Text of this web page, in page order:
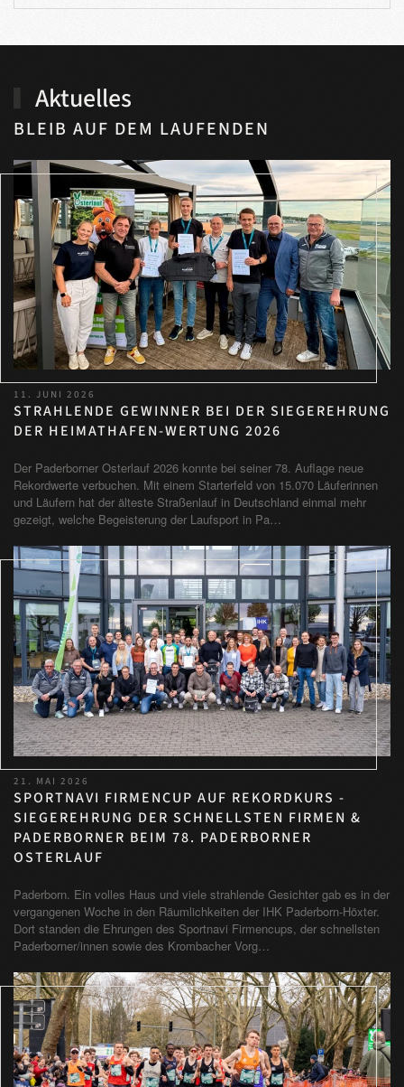
Aktuelles
BLEIB AUF DEM LAUFENDEN
11. JUNI 2026
STRAHLENDE GEWINNER BEI DER SIEGEREHRUNG
DER HEIMATHAFEN-WERTUNG 2026
Der Paderborner Osterlauf 2026 konnte bei seiner 78. Auflage neue
Rekordwerte verbuchen. Mit einem Starterfeld von 15.070 Läuferinnen
und Läufern hat der älteste Straßenlauf in Deutschland einmal mehr
gezeigt, welche Begeisterung der Laufsport in Pa…
21. MAI 2026
SPORTNAVI FIRMENCUP AUF REKORDKURS -
SIEGEREHRUNG DER SCHNELLSTEN FIRMEN &
PADERBORNER BEIM 78. PADERBORNER
OSTERLAUF
Paderborn. Ein volles Haus und viele strahlende Gesichter gab es in der
vergangenen Woche in den Räumlichkeiten der IHK Paderborn-Höxter.
Dort standen die Ehrungen des Sportnavi Firmencups, der schnellsten
Paderborner/innen sowie des Krombacher Vorg…